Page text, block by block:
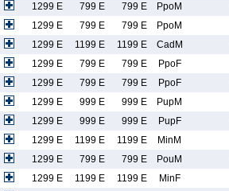
1299 E 799 E 799 E PpoM
1299 E 799 E 799 E PpoM
1299 E 1199 E 1199 E CadM
1299 E 799 E 799 E PpoF
1299 E 799 E 799 E PpoF
1299 E 999 E 999 E PupM
1299 E 999 E 999 E PupF
1299 E 1199 E 1199 E MinM
1299 E 799 E 799 E PouM
1299 E 1199 E 1199 E MinF